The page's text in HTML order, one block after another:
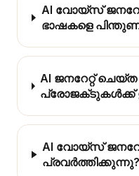
AI വോയ്‌സ്
ഭാഷകളെ
AI ജനറേറ്റ്
പ്രോജക്‌ടുകൾക്ക്
AI വോയ്‌സ്
പ്രവർത്തിക്കുന്നു?